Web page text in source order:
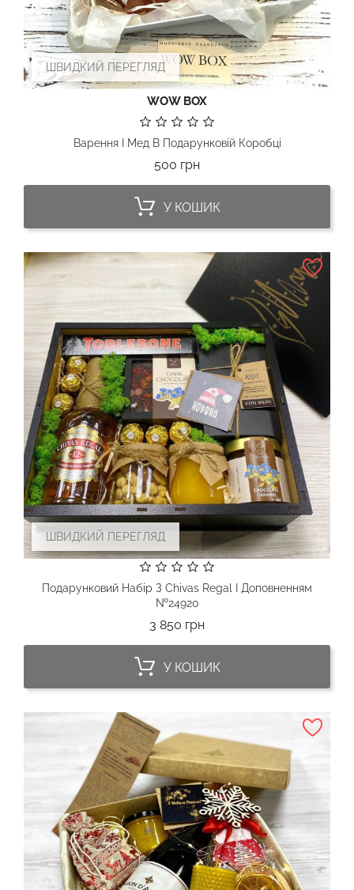
ШВИДКИЙ ПЕРЕГЛЯД
WOW BOX
Варення І Мед В Подарунковій Коробці
500 грнЦіна
У КОШИК
ШВИДКИЙ ПЕРЕГЛЯД
Подарунковий Набір З Chivas Regal І Доповненням
№24920
3 850 грнЦіна
У КОШИК